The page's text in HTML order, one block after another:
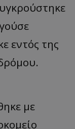
εντός της
με